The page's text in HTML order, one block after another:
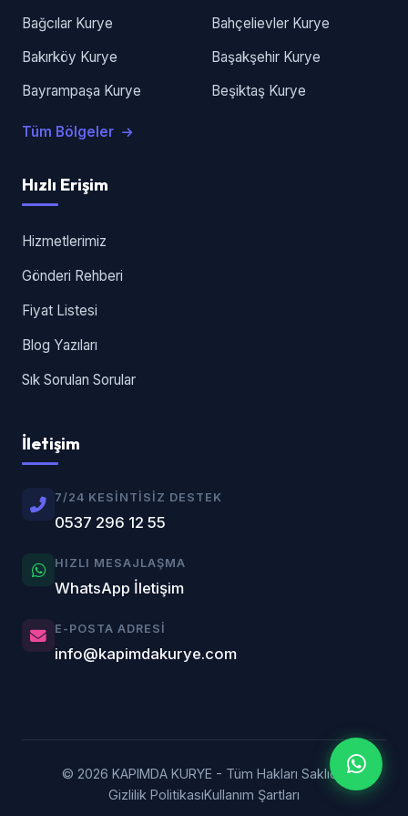
Bağcılar Kurye
Bahçelievler Kurye
Bakırköy Kurye
Başakşehir Kurye
Bayrampaşa Kurye
Beşiktaş Kurye
Tüm Bölgeler
Hızlı Erişim
Hizmetlerimiz
Gönderi Rehberi
Fiyat Listesi
Blog Yazıları
Sık Sorulan Sorular
İletişim
7/24 KESINTISIZ DESTEK
0537 296 12 55
HIZLI MESAJLAŞMA
WhatsApp İletişim
E-POSTA ADRESI
info@kapimdakurye.com
© 2026 KAPIMDA KURYE - Tüm Hakları Saklıdır.
Gizlilik PolitikasıKullanım Şartları